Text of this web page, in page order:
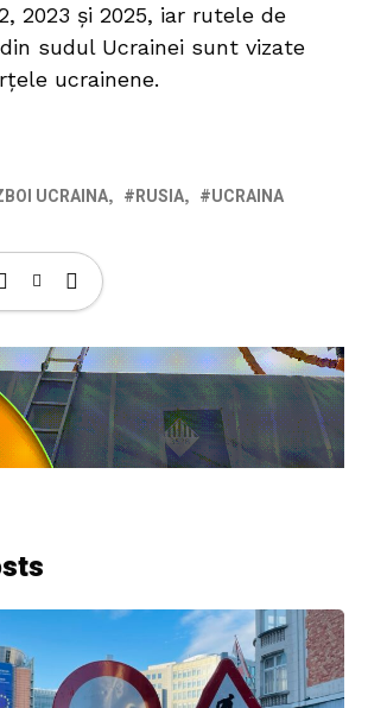
2023 și 2025, iar rutele de
sudul Ucrainei sunt vizate
ucrainene.
UCRAINA RUSIA UCRAINA